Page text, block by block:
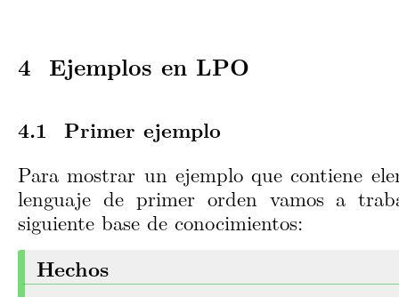
Ejemplos en LPO
Primer ejemplo
Para mostrar un ejemplo que contiene
lenguaje de primer orden vamos a
siguiente base de conocimientos:
Hechos